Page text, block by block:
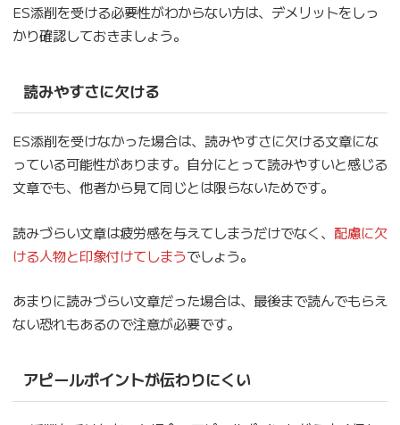
ES添削を受ける必要性がわからない方は、デメリットをしっ
かり確認しておきましょう。
読みやすさに欠ける
ES添削を受けなかった場合は、読みやすさに欠ける文章にな
っている可能性があります。自分にとって読みやすいと感じる
文章でも、他者から見て同じとは限らないためです。
読みづらい文章は疲労感を与えてしまうだけでなく、 配慮に欠
ける人物と印象付けてしまうでしょう。
あまりに読みづらい文章だった場合は、最後まで読んでもらえ
ない恐れもあるので注意が必要です。
アピールポイントが伝わりにくい